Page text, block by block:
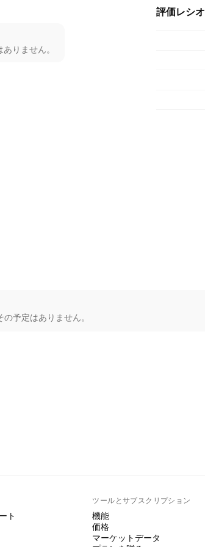
りません。
評価レシオ
予定はありません。
ト
ツールとサブスクリプション
機能
価格
マーケットデータ